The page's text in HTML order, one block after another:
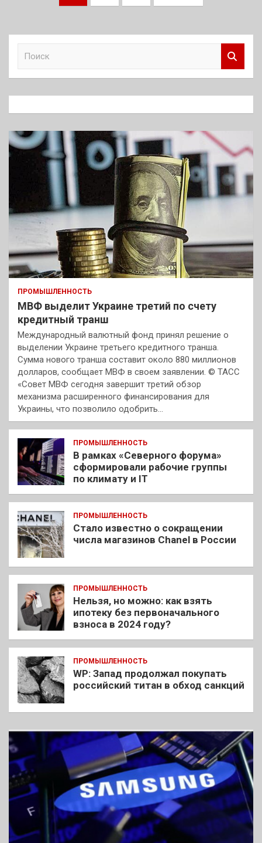
записей
к
ПРОМЫШЛЕННОСТЬ
МВФ выделит Украине третий по счету
кредитный транш
Международный валютный фонд принял решение о
выделении Украине третьего кредитного транша.
Сумма нового транша составит около 880 миллионов
долларов, сообщает МВФ в своем заявлении. © ТАСС
«Совет МВФ сегодня завершит третий обзор
механизма расширенного финансирования для
Украины, что позволило одобрить…
ПРОМЫШЛЕННОСТЬ
В рамках «Северного форума»
сформировали рабочие группы
по климату и IT
ПРОМЫШЛЕННОСТЬ
Стало известно о сокращении
числа магазинов Chanel в России
ПРОМЫШЛЕННОСТЬ
Нельзя, но можно: как взять
ипотеку без первоначального
взноса в 2024 году?
ПРОМЫШЛЕННОСТЬ
WP: Запад продолжал покупать
российский титан в обход санкций